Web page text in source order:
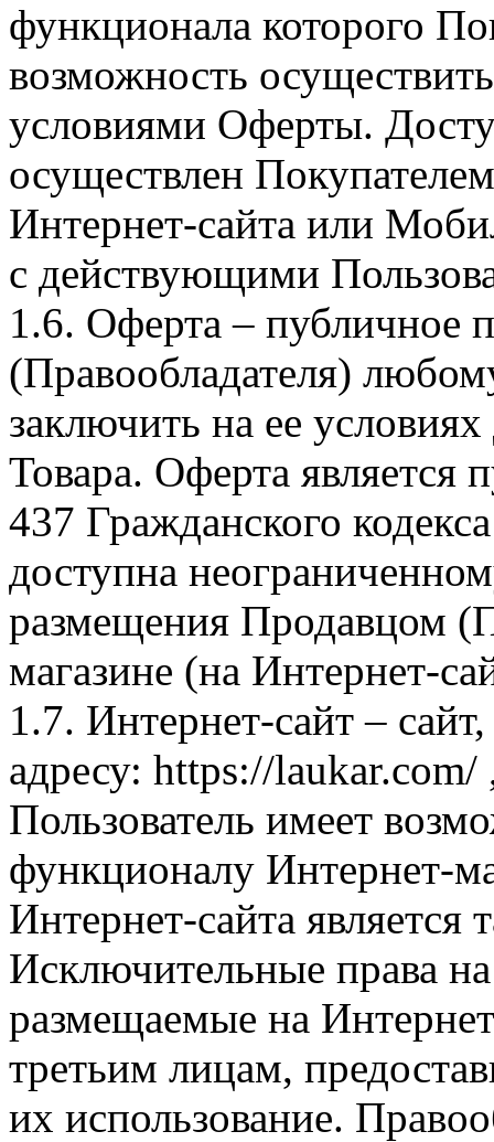
функционала которого
возможность
условиями Оферты.
осуществлен
Интернет-сайта или
с действующими
1.6. Оферта – публичное
(Правообладателя)
заключить на ее
Товара. Оферта является
437 Гражданского
доступна
размещения Продавцом
магазине (на Интернет-
1.7. Интернет-сайт –
адресу: https://laukar.com/
Пользователь имеет
функционалу Интернет-
Интернет-сайта
Исключительные права
размещаемые на
третьим лицам,
их использование.